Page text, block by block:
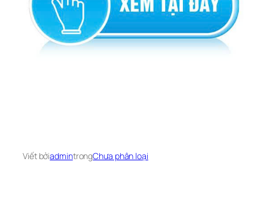
Viết bởiadmintrongChưa phân loại